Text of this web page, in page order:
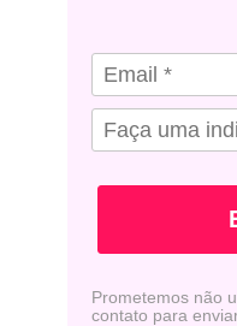
Prometemos não
contato para